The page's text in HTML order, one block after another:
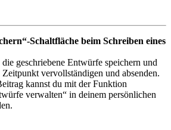
Schaltfläche beim Schreiben eines
geschriebene Entwürfe speichern und
Zeitpunkt vervollständigen und absenden.
kannst du mit der Funktion
verwalten“ in deinem persönlichen